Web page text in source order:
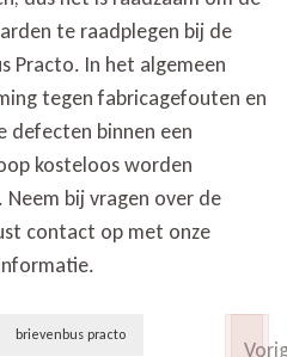
te raadplegen bij de
Practo. In het algemeen
tegen fabricagefouten en
defecten binnen een
kosteloos worden
bij vragen over de
contact op met onze
brievenbus practo